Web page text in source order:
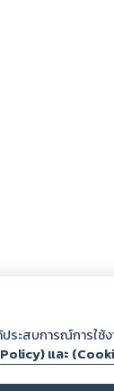
นเว็บไซต์และปรากฏ
รือขัดต่อกฎหมายแล
กลั่นกรองด้วยตนเอง
รม กรุณาแจ้งมายังบ
รี่ล็อกขอสงวนลิขสิท
ประสบการณ์การใช้
และ